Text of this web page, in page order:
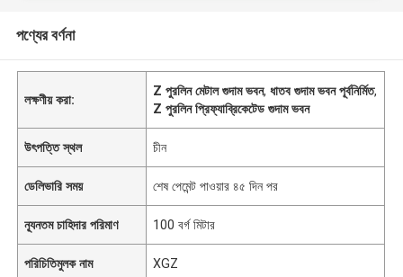
পণ্যের বর্ণনা
লক্ষণীয় করা:
Z পুরলিন মেটাল গুদাম ভবন,ধাতব গুদাম ভবন পূর্বনির্মিত,
Z পুরলিন প্রিফ্যাব্রিকেটেড গুদাম ভবন
উৎপত্তি স্থল চীন
ডেলিভারি সময় শেষ পেমেন্ট পাওয়ার ৪৫ দিন পর
ন্যূনতম চাহিদার পরিমাণ 100 বর্গ মিটার
পরিচিতিমুলক নাম XGZ